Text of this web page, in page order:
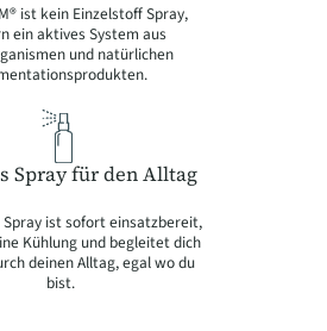
ist kein Einzelstoff Spray,
ein aktives System aus
und natürlichen
Spray für den Alltag
Spray ist sofort einsatzbereit,
Kühlung und begleitet dich
deinen Alltag, egal wo du
bist.